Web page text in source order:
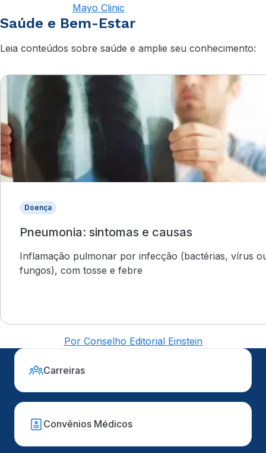
Mayo Clinic
Saúde e Bem-Estar
Leia conteúdos sobre saúde e amplie seu conhecimento:
Doença
Pneumonia: sintomas e causas
Inflamação pulmonar por infecção (bactérias, vírus
fungos), com tosse e febre
Por Conselho Editorial Einstein
Carreiras
Convênios Médicos